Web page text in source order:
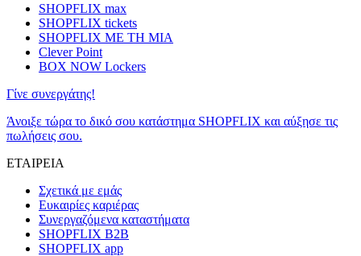
SHOPFLIX max
SHOPFLIX tickets
SHOPFLIX ΜΕ ΤΗ ΜΙΑ
Clever Point
BOX NOW Lockers
Γίνε συνεργάτης!
Άνοιξε τώρα το δικό σου κατάστημα SHOPFLIX και αύξησε τις
πωλήσεις σου.
ΕΤΑΙΡΕΙΑ
Σχετικά με εμάς
Ευκαιρίες καριέρας
Συνεργαζόμενα καταστήματα
SHOPFLIX B2B
SHOPFLIX app